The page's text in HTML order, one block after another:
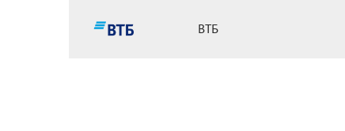
ВТБ